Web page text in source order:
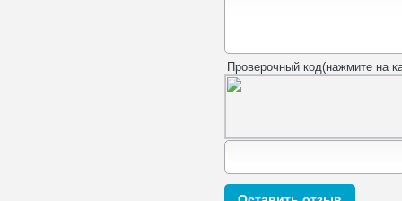
Проверочный код(нажмите на